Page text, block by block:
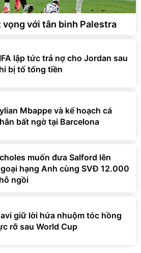
với tân binh Palestra
lập tức trả nợ cho Jordan sau
bị tố tống tiền
Mbappe và kế hoạch cá
bất ngờ tại Barcelona
muốn đưa Salford lên
hạng Anh cùng SVĐ 12.000
ngồi
giữ lời hứa nhuộm tóc hồng
rỡ sau World Cup